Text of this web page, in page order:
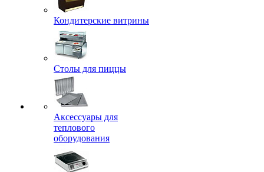
Кондитерские витрины
Столы для пиццы
Аксессуары для
теплового
оборудования